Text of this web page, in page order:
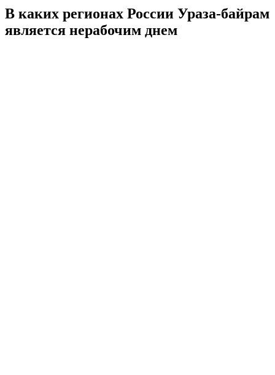
В каких регионах России Ураза-байрам
является нерабочим днем